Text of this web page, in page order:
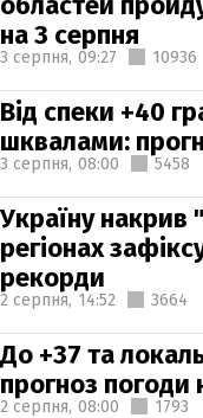
на 3 серпня
3 серпня, 09:27 10936
Від спеки +40
шквалами:
3 серпня, 08:00 5458
Україну накрив
регіонах
рекорди
2 серпня, 14:52 3664
До +37 та
прогноз погоди
2 серпня, 08:00 1793